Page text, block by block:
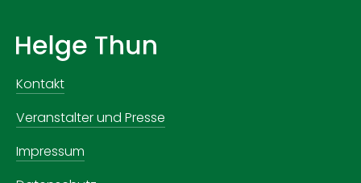
Kontakt
Veranstalter und Presse
Impressum